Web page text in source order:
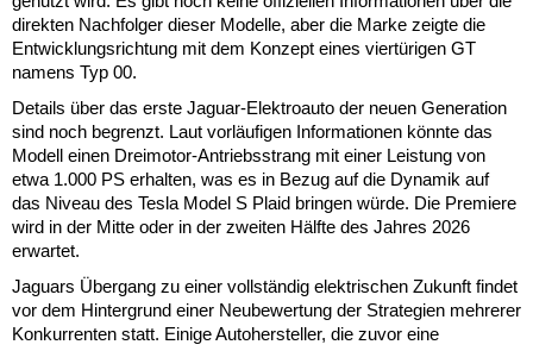
direkten Nachfolger dieser Modelle, aber die Marke zeigte die
Entwicklungsrichtung mit dem Konzept eines viertürigen GT
namens Typ 00.
Details über das erste Jaguar-Elektroauto der neuen Generation
sind noch begrenzt. Laut vorläufigen Informationen könnte das
Modell einen Dreimotor-Antriebsstrang mit einer Leistung von
etwa 1.000 PS erhalten, was es in Bezug auf die Dynamik auf
das Niveau des Tesla Model S Plaid bringen würde. Die Premiere
wird in der Mitte oder in der zweiten Hälfte des Jahres 2026
erwartet.
Jaguars Übergang zu einer vollständig elektrischen Zukunft findet
vor dem Hintergrund einer Neubewertung der Strategien mehrerer
Konkurrenten statt. Einige Autohersteller, die zuvor eine